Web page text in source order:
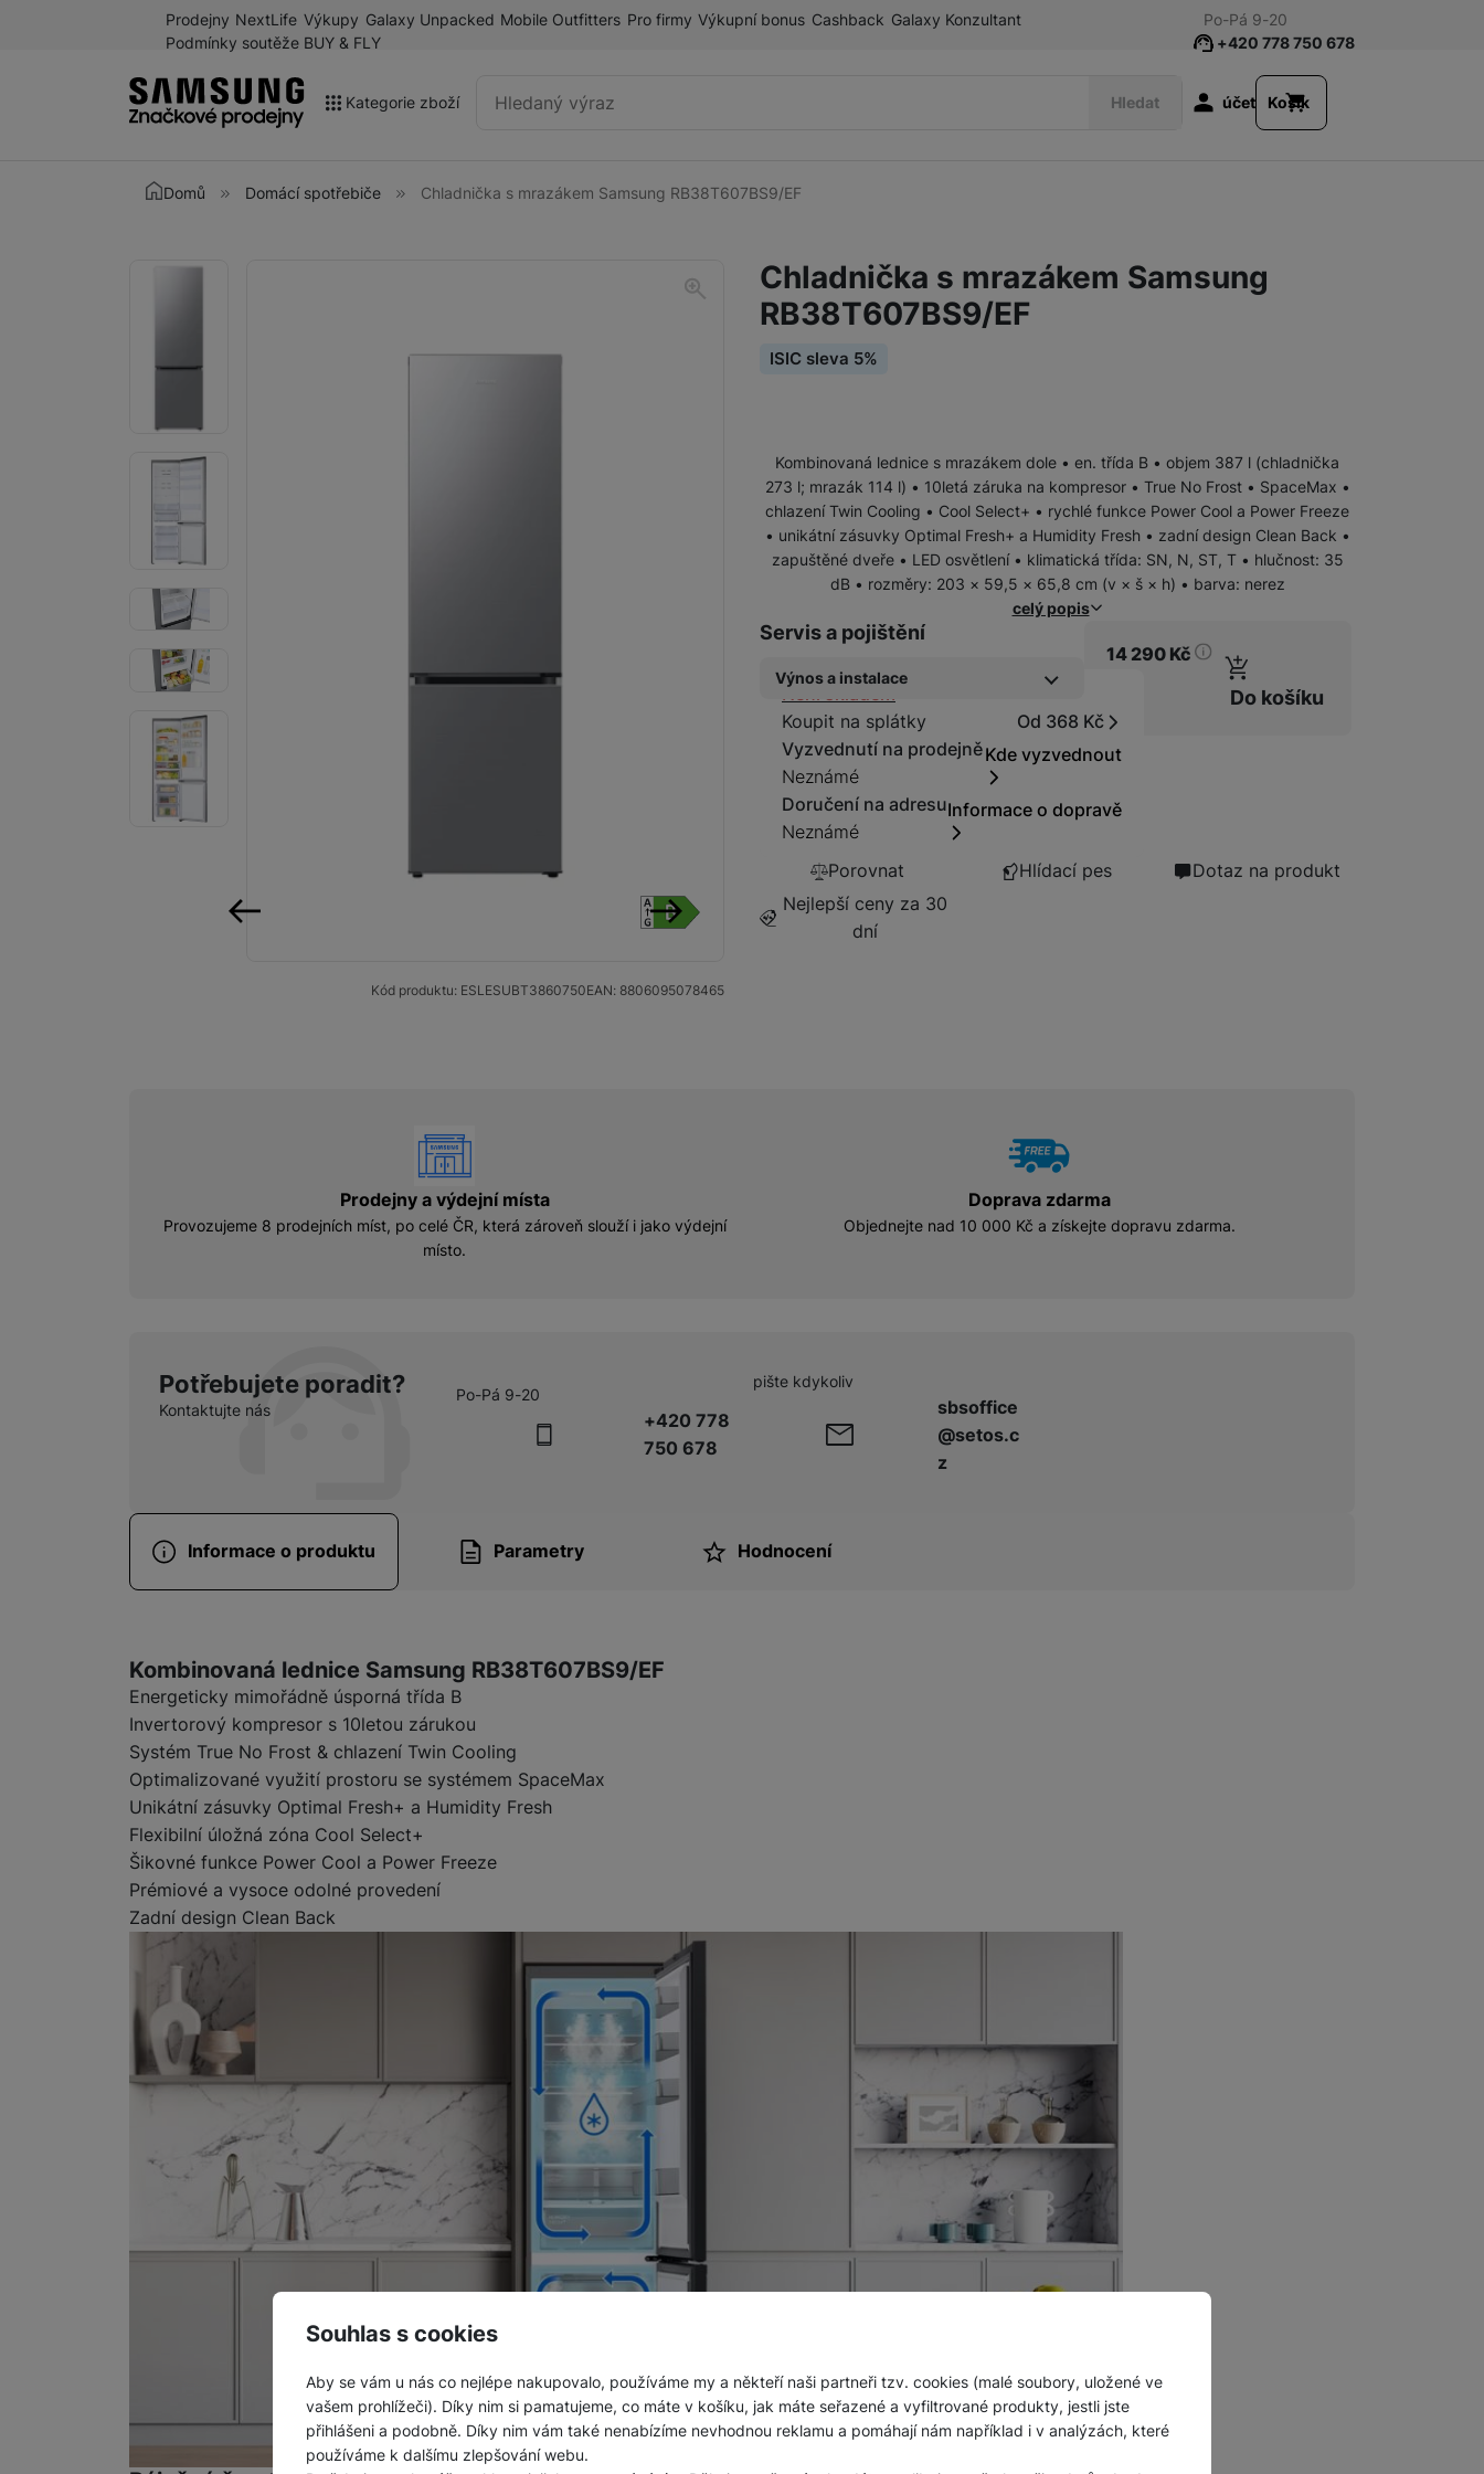
Souhlas s cookies
Aby se vám u nás co nejlépe nakupovalo, používáme my a někteří naši partneři tzv. cookies (malé soubory, uložené ve
vašem prohlížeči). Díky nim si pamatujeme, co máte v košíku, jak máte seřazené a vyfiltrované produkty, jestli jste
přihlášeni a podobně. Díky nim vám také nenabízíme nevhodnou reklamu a pomáhají nám například i v analýzách, které
používáme k dalšímu zlepšování webu.
Prodejny NextLife Výkupy Galaxy Unpacked Mobile Outfitters Pro firmy Výkupní bonus Cashback Galaxy Konzultant
Podmínky soutěže BUY & FLY
Vyhledávání Hledat
Kategorie zboží
Akce
Televize/Audio
Domácí spotřebiče
French Door lednice Pračky se sušičkou
Vysavače Mikrovlné trouby
Vestavné trouby Indukční varné desky
Monitory
Vrácené zboží
Měsíční nabídky
Předobjednejte novou
+420 778 750 678
Po-Pá 9-20
Uživatelská
účet Košík
Domů Domácí spotřebiče Chladnička s mrazákem Samsung RB38T607BS9/EF
Chladnička s mrazákem Samsung
RB38T607BS9/EF
ISIC sleva 5%
Kombinovaná lednice s mrazákem dole • en. třída B • objem 387 l (chladnička
273 l; mrazák 114 l) • 10letá záruka na kompresor • True No Frost • SpaceMax •
chlazení Twin Cooling • Cool Select+ • rychlé funkce Power Cool a Power Freeze
• unikátní zásuvky Optimal Fresh+ a Humidity Fresh • zadní design Clean Back •
zapuštěné dveře • LED osvětlení • klimatická třída: SN, N, ST, T • hlučnost: 35
dB • rozměry: 203 × 59,5 × 65,8 cm (v × š × h) • barva: nerez
celý popis
Servis a pojištění
Výnos a instalace
Samsung prémiová instalace
Samsung Prémiová doprava zahrnuje doručení,
1 499Kč
14 290 Kč
Do košíku
Dostupnost
Není skladem
Koupit na splátky
Od 368 Kč
Vyzvednutí na prodejně
Neznámé
Kde vyzvednout
Doručení na adresu
Neznámé
Informace o dopravě
Porovnat Hlídací pes
Dotaz na produkt
Nejlepší ceny za 30
dní
Fotografie
Kód produktu: ESLESUBT3860750EAN: 8806095078465
Prodejny a výdejní místa
Provozujeme 8 prodejních míst, po celé ČR, která zároveň slouží i jako výdejní
místo.
Doprava zdarma
Objednejte nad 10 000 Kč a získejte dopravu zdarma.
Potřebujete poradit?
Kontaktujte nás
Po-Pá 9-20
+420 778
750 678
pište kdykoliv
sbsoffice
@setos.c
z
Informace o produktu Parametry Hodnocení
Kombinovaná lednice Samsung RB38T607BS9/EF
Energeticky mimořádně úsporná třída B
Invertorový kompresor s 10letou zárukou
Systém True No Frost & chlazení Twin Cooling
Optimalizované využití prostoru se systémem SpaceMax
Unikátní zásuvky Optimal Fresh+ a Humidity Fresh
Flexibilní úložná zóna Cool Select+
Šikovné funkce Power Cool a Power Freeze
Prémiové a vysoce odolné provedení
Zadní design Clean Back